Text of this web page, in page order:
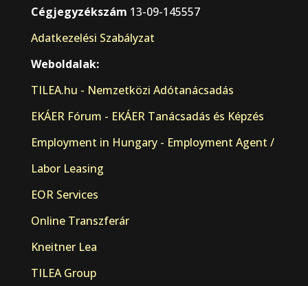
Cégjegyzékszám 13-09-145557
Adatkezelési Szabályzat
Weboldalak:
TILEA.hu - Nemzetközi Adótanácsadás
EKÁER Fórum - EKÁER Tanácsadás és Képzés
Employment in Hungary - Employment Agent /
Labor Leasing
EOR Services
Online Transzferár
Kneitner Lea
TILEA Group